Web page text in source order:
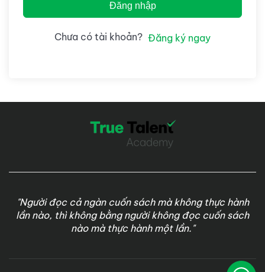
Đăng nhập
Chưa có tài khoản? Đăng ký ngay
"Người đọc cả ngàn cuốn sách mà không thực hành
lần nào, thì không bằng người không đọc cuốn sách
nào mà thực hành một lần."